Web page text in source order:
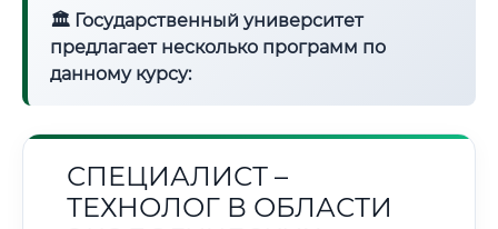
🏛 Государственный университет
предлагает несколько программ по
данному курсу:
СПЕЦИАЛИСТ –
ТЕХНОЛОГ В ОБЛАСТИ